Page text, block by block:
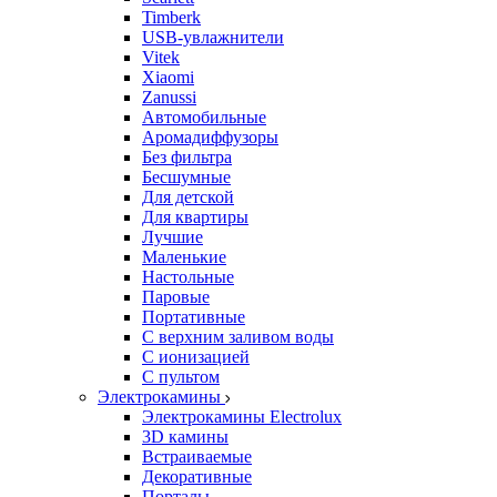
Timberk
USB-увлажнители
Vitek
Xiaomi
Zanussi
Автомобильные
Аромадиффузоры
Без фильтра
Бесшумные
Для детской
Для квартиры
Лучшие
Маленькие
Настольные
Паровые
Портативные
С верхним заливом воды
С ионизацией
С пультом
Электрокамины
Электрокамины Electrolux
3D камины
Встраиваемые
Декоративные